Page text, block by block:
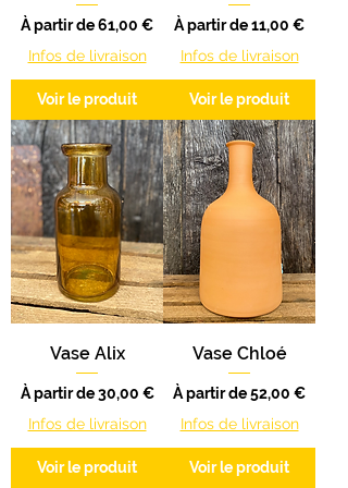
À partir de61,00 €
Prix promotionnel
Infos de livraison
Voir le produit
À partir de11,00 €
Prix promotionnel
Infos de livraison
Voir le produit
Vase Alix
À partir de30,00 €
Prix promotionnel
Infos de livraison
Voir le produit
Vase Chloé
À partir de52,00 €
Prix promotionnel
Infos de livraison
Voir le produit